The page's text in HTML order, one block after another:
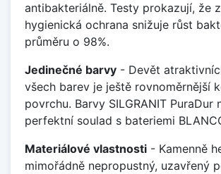
antibakteriálně. Testy prokazují, že
hygienická ochrana snižuje růst
průměru o 98%.
Jedinečné barvy - Devět
všech barev je ještě rovnoměrnější
povrchu. Barvy SILGRANIT PuraDur
perfektní soulad s bateriemi
Materiálové vlastnosti - Kamenně
mimořádně nepropustný, uzavřený